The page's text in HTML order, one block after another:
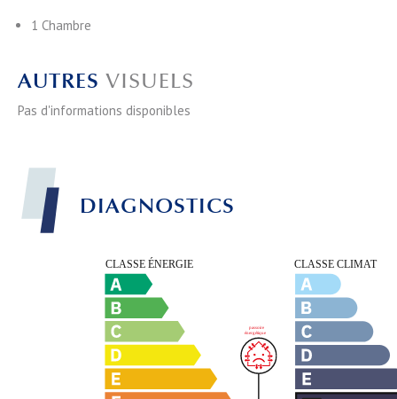
1 Chambre
AUTRES VISUELS
Pas d'informations disponibles
DIAGNOSTICS